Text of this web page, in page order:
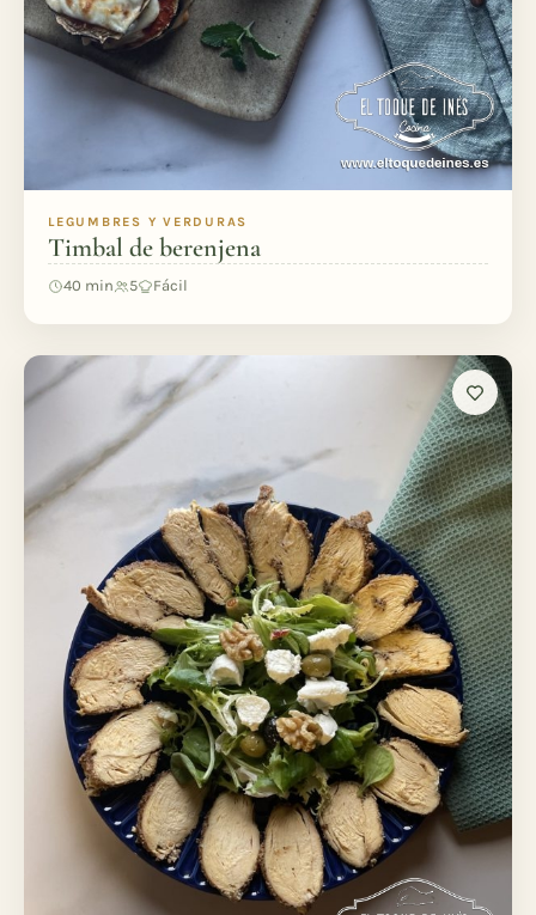
LEGUMBRES Y VERDURAS
Timbal de berenjena
40 min 5 Fácil